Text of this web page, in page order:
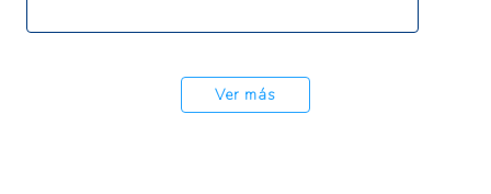
Ver más